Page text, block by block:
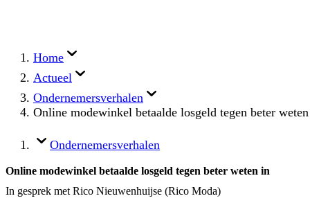
Home
Actueel
Ondernemersverhalen
Online modewinkel betaalde losgeld tegen beter
Ondernemersverhalen
Online modewinkel betaalde losgeld tegen beter weten in
In gesprek met Rico Nieuwenhuijse (Rico Moda)